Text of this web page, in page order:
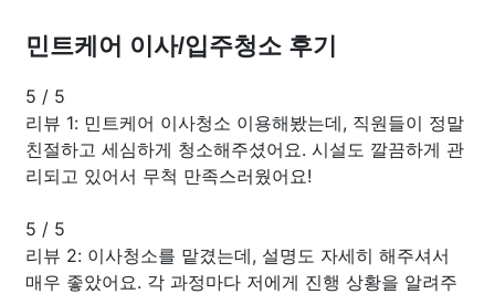
민트케어 이사/입주청소 후기
5 / 5
리뷰 1: 민트케어 이사청소 이용해봤는데, 직원들이 정말
친절하고 세심하게 청소해주셨어요. 시설도 깔끔하게 관
리되고 있어서 무척 만족스러웠어요!
5 / 5
리뷰 2: 이사청소를 맡겼는데, 설명도 자세히 해주셔서
매우 좋았어요. 각 과정마다 저에게 진행 상황을 알려주